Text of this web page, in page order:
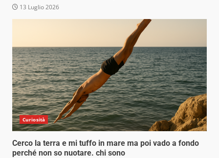
13 Luglio 2026
Curiosità
Cerco la terra e mi tuffo in mare ma poi vado a fondo
perché non so nuotare. chi sono